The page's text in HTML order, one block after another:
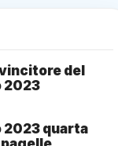
del
2023
2023 quarta